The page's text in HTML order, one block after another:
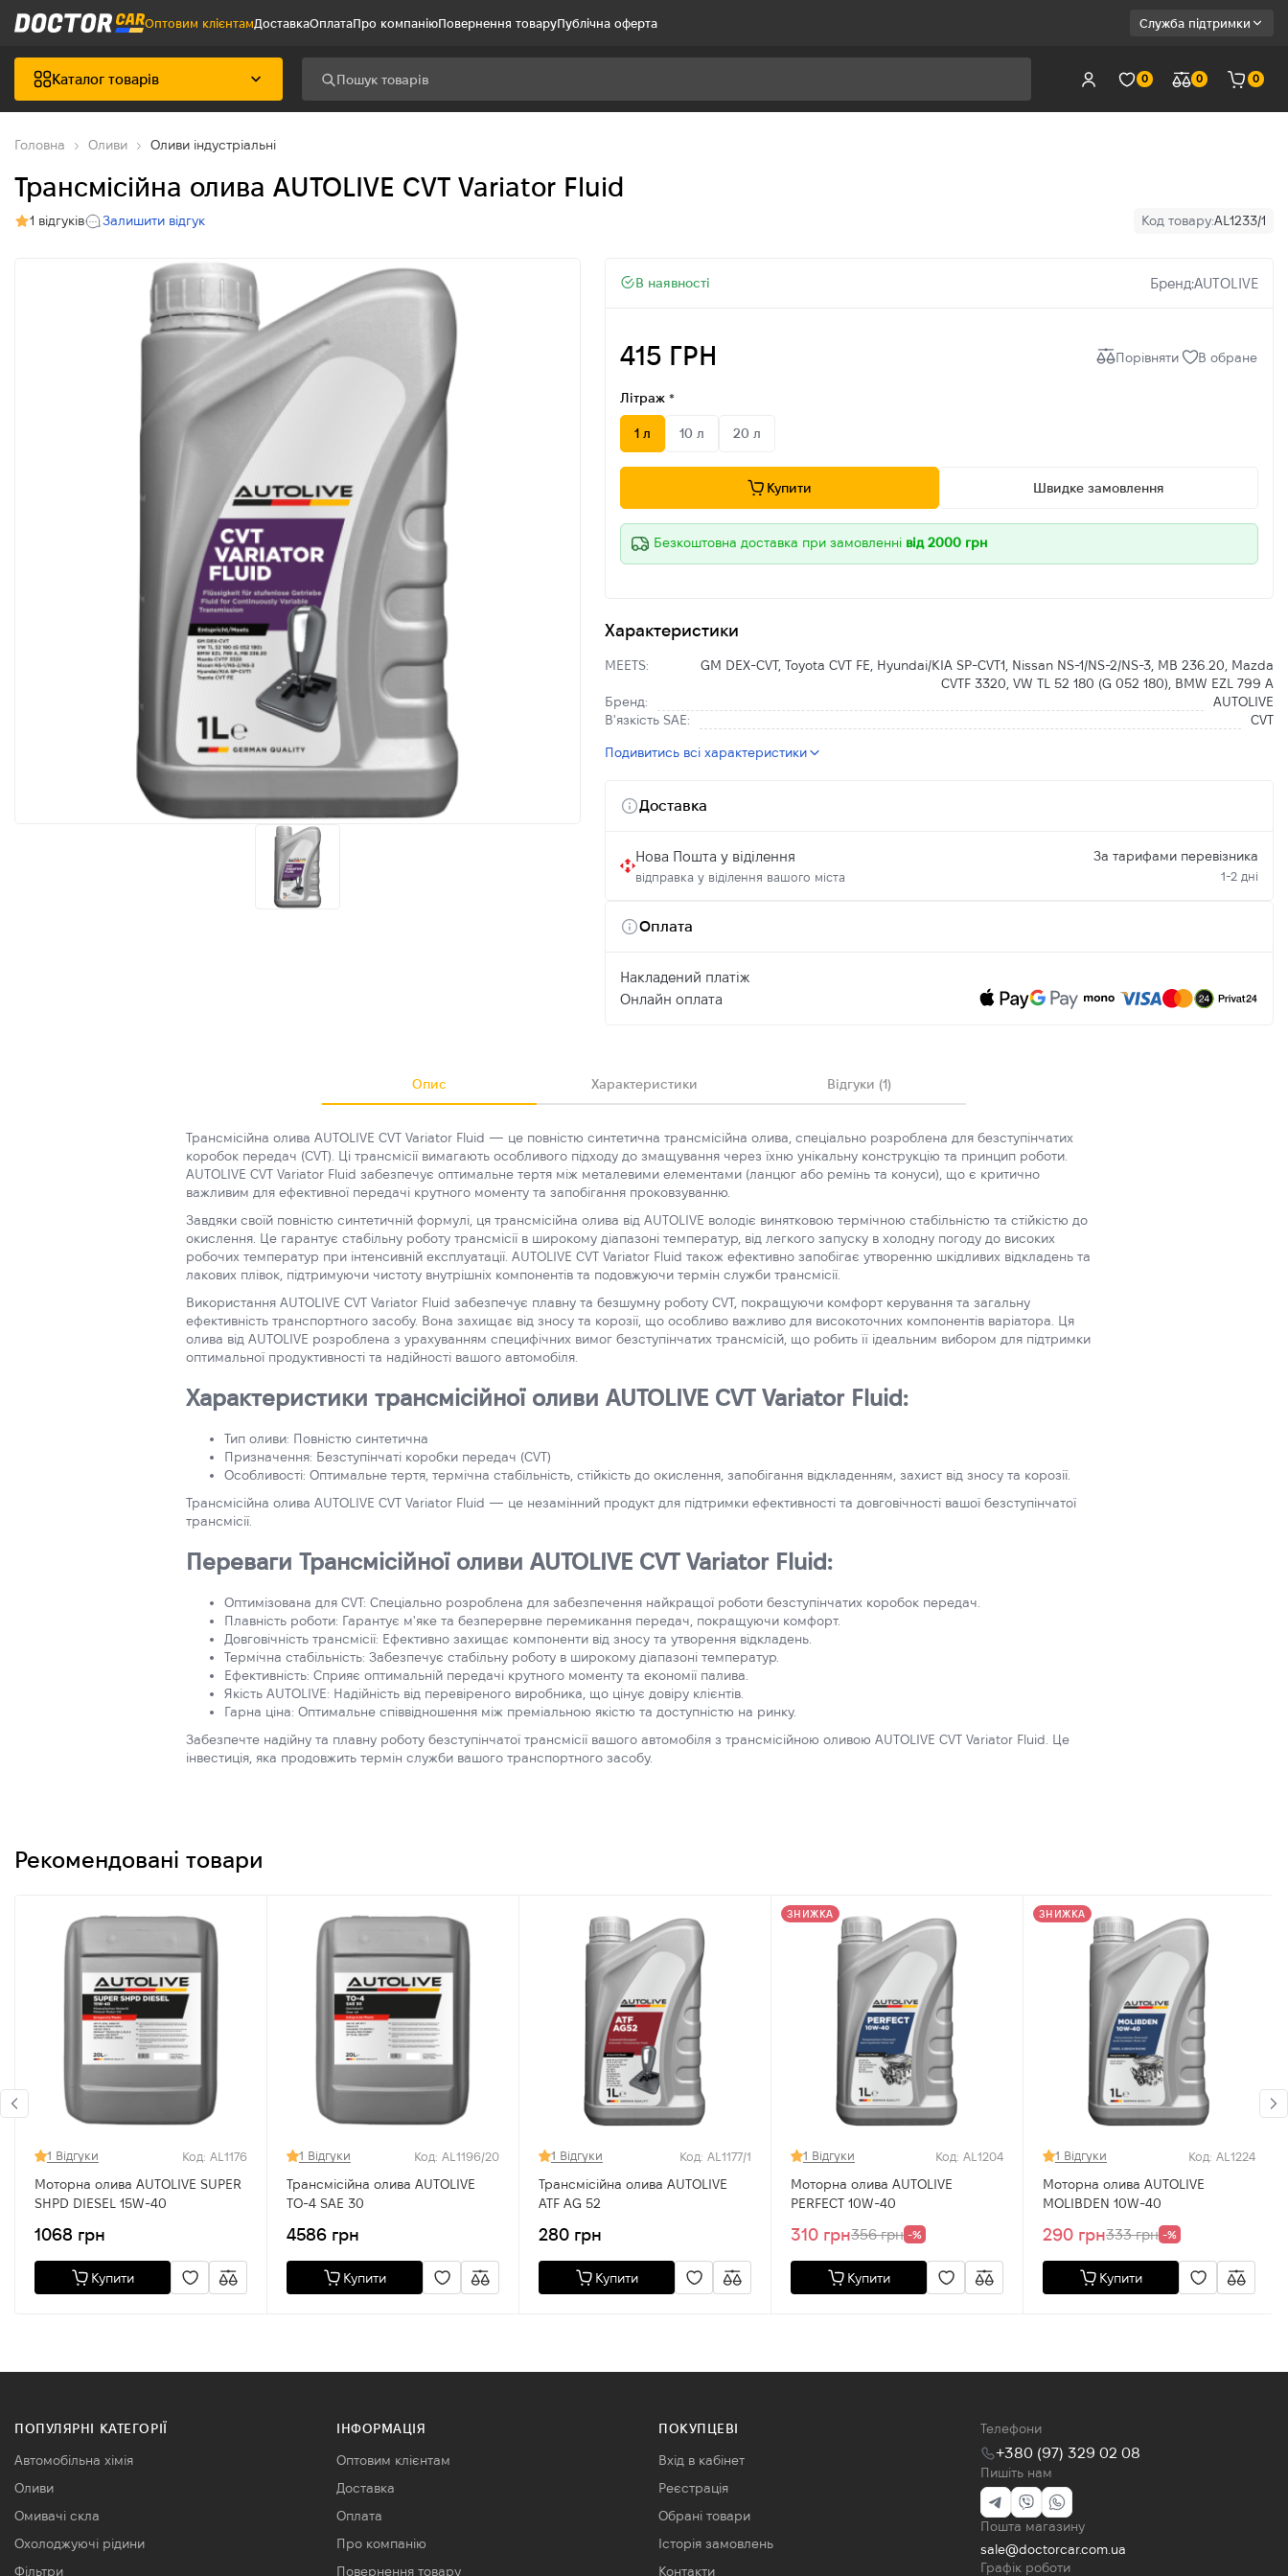
Оптовим клієнтамДоставкаОплатаПро компаніюПовернення товаруПублічна оферта Служба підтримки
Каталог товарів 0 0 0
Головна Оливи Оливи індустріальні
Трансмісійна олива AUTOLIVE CVT Variator Fluid
1 відгуків Залишити відгук Код товару:AL1233/1
В наявності Бренд:AUTOLIVE
415 ГРН Порівняти В обране
Літраж
1 л 10 л 20 л
Купити Швидке замовлення
Безкоштовна доставка при замовленні від 2000 грн
Характеристики
MEETS:
GM DEX-CVT, Toyota CVT FE, Hyundai/KIA SP-CVT1, Nissan NS-1/NS-2/NS-3, MB 236.20, Mazda
CVTF 3320, VW TL 52 180 (G 052 180), BMW EZL 799 A
Бренд:
AUTOLIVE
В'язкість SAE:
CVT
Подивитись всі характеристики
Доставка
Нова Пошта у віділення
відправка у віділення вашого міста
За тарифами перевізника
1-2 дні
Оплата
Накладений платіж
Онлайн оплата
Опис Характеристики Відгуки (1)
Трансмісійна олива AUTOLIVE CVT Variator Fluid — це повністю синтетична трансмісійна олива, спеціально розроблена для безступінчатих
коробок передач (CVT). Ці трансмісії вимагають особливого підходу до змащування через їхню унікальну конструкцію та принцип роботи.
AUTOLIVE CVT Variator Fluid забезпечує оптимальне тертя між металевими елементами (ланцюг або ремінь та конуси), що є критично
важливим для ефективної передачі крутного моменту та запобігання проковзуванню.
Завдяки своїй повністю синтетичній формулі, ця трансмісійна олива від AUTOLIVE володіє винятковою термічною стабільністю та стійкістю до
окислення. Це гарантує стабільну роботу трансмісії в широкому діапазоні температур, від легкого запуску в холодну погоду до високих
робочих температур при інтенсивній експлуатації. AUTOLIVE CVT Variator Fluid також ефективно запобігає утворенню шкідливих відкладень та
лакових плівок, підтримуючи чистоту внутрішніх компонентів та подовжуючи термін служби трансмісії.
Використання AUTOLIVE CVT Variator Fluid забезпечує плавну та безшумну роботу CVT, покращуючи комфорт керування та загальну
ефективність транспортного засобу. Вона захищає від зносу та корозії, що особливо важливо для високоточних компонентів варіатора. Ця
олива від AUTOLIVE розроблена з урахуванням специфічних вимог безступінчатих трансмісій, що робить її ідеальним вибором для підтримки
оптимальної продуктивності та надійності вашого автомобіля.
Характеристики трансмісійної оливи AUTOLIVE CVT Variator Fluid:
Тип оливи: Повністю синтетична
Призначення: Безступінчаті коробки передач (CVT)
Особливості: Оптимальне тертя, термічна стабільність, стійкість до окислення, запобігання відкладенням, захист від зносу та корозії.
Трансмісійна олива AUTOLIVE CVT Variator Fluid — це незамінний продукт для підтримки ефективності та довговічності вашої безступінчатої
трансмісії.
Переваги Трансмісійної оливи AUTOLIVE CVT Variator Fluid:
Оптимізована для CVT: Спеціально розроблена для забезпечення найкращої роботи безступінчатих коробок передач.
Плавність роботи: Гарантує м'яке та безперервне перемикання передач, покращуючи комфорт.
Довговічність трансмісії: Ефективно захищає компоненти від зносу та утворення відкладень.
Термічна стабільність: Забезпечує стабільну роботу в широкому діапазоні температур.
Ефективність: Сприяє оптимальній передачі крутного моменту та економії палива.
Якість AUTOLIVE: Надійність від перевіреного виробника, що цінує довіру клієнтів.
Гарна ціна: Оптимальне співвідношення між преміальною якістю та доступністю на ринку.
Забезпечте надійну та плавну роботу безступінчатої трансмісії вашого автомобіля з трансмісійною оливою AUTOLIVE CVT Variator Fluid. Це
інвестиція, яка продовжить термін служби вашого транспортного засобу.
Рекомендовані товари
1 Відгуки Код: AL1176
Моторна олива AUTOLIVE SUPER
SHPD DIESEL 15W-40
1068 грн
Купити
1 Відгуки Код: AL1196/20
Трансмісійна олива AUTOLIVE
TO-4 SAE 30
4586 грн
Купити
1 Відгуки Код: AL1177/1
Трансмісійна олива AUTOLIVE
ATF AG 52
280 грн
Купити
ЗНИЖКА
1 Відгуки Код: AL1204
Моторна олива AUTOLIVE
PERFECT 10W-40
310 грн356 грн -%
Купити
ЗНИЖКА
1 Відгуки Код: AL1224
Моторна олива AUTOLIVE
MOLIBDEN 10W-40
290 грн333 грн -%
Купити
ПОПУЛЯРНІ КАТЕГОРІЇ
Автомобільна хімія
Оливи
Омивачі скла
Охолоджуючі рідини
Фільтри
ІНФОРМАЦІЯ
Оптовим клієнтам
Доставка
Оплата
Про компанію
Повернення товару
ПОКУПЦЕВІ
Вхід в кабінет
Реєстрація
Обрані товари
Історія замовлень
Контакти
Телефони
+380 (97) 329 02 08
Пишіть нам
Пошта магазину
sale@doctorcar.com.ua
Графік роботи